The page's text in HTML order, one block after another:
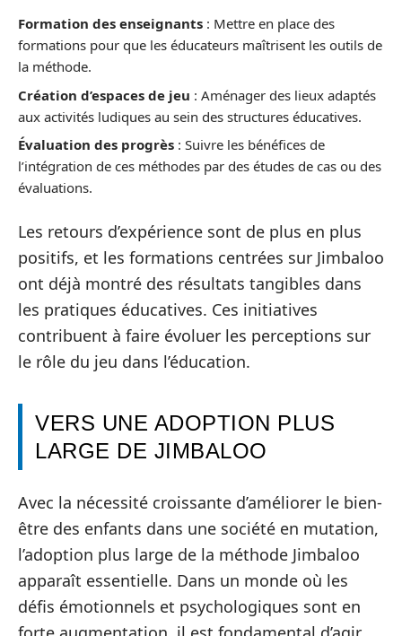
Formation des enseignants : Mettre en place des
formations pour que les éducateurs maîtrisent les outils de
la méthode.
Création d’espaces de jeu : Aménager des lieux adaptés
aux activités ludiques au sein des structures éducatives.
Évaluation des progrès : Suivre les bénéfices de
l’intégration de ces méthodes par des études de cas ou des
évaluations.
Les retours d’expérience sont de plus en plus
positifs, et les formations centrées sur Jimbaloo
ont déjà montré des résultats tangibles dans
les pratiques éducatives. Ces initiatives
contribuent à faire évoluer les perceptions sur
le rôle du jeu dans l’éducation.
VERS UNE ADOPTION PLUS
LARGE DE JIMBALOO
Avec la nécessité croissante d’améliorer le bien-
être des enfants dans une société en mutation,
l’adoption plus large de la méthode Jimbaloo
apparaît essentielle. Dans un monde où les
défis émotionnels et psychologiques sont en